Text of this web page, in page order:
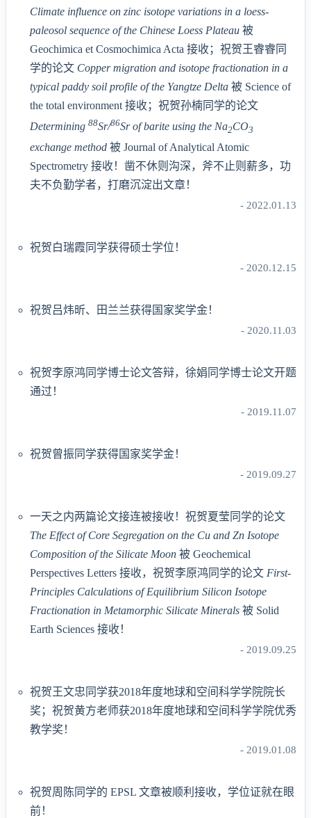
Climate influence on zinc isotope variations in a loess-
paleosol sequence of the Chinese Loess Plateau 被
Geochimica et Cosmochimica Acta 接收；祝贺王睿睿同
学的论文 Copper migration and isotope fractionation in a
typical paddy soil profile of the Yangtze Delta 被 Science of
the total environment 接收；祝贺孙楠同学的论文
Determining 88Sr/86Sr of barite using the Na2CO3
exchange method 被 Journal of Analytical Atomic
Spectrometry 接收！凿不休则沟深，斧不止则薪多，功
夫不负勤学者，打磨沉淀出文章！
- 2022.01.13
祝贺白瑞霞同学获得硕士学位！
- 2020.12.15
祝贺吕炜昕、田兰兰获得国家奖学金！
- 2020.11.03
祝贺李原鸿同学博士论文答辩，徐娟同学博士论文开题
通过！
- 2019.11.07
祝贺曾振同学获得国家奖学金！
- 2019.09.27
一天之内两篇论文接连被接收！祝贺夏莹同学的论文
The Effect of Core Segregation on the Cu and Zn Isotope
Composition of the Silicate Moon 被 Geochemical
Perspectives Letters 接收，祝贺李原鸿同学的论文 First-
Principles Calculations of Equilibrium Silicon Isotope
Fractionation in Metamorphic Silicate Minerals 被 Solid
Earth Sciences 接收！
- 2019.09.25
祝贺王文忠同学获2018年度地球和空间科学学院院长
奖；祝贺黄方老师获2018年度地球和空间科学学院优秀
教学奖！
- 2019.01.08
祝贺周陈同学的 EPSL 文章被顺利接收，学位证就在眼
前！